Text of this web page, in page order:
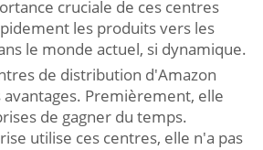
cruciale de ces centres
les produits vers les
le monde actuel, si dynamique.
de distribution d'Amazon
Premièrement, elle
de gagner du temps.
utilise ces centres, elle n'a pas